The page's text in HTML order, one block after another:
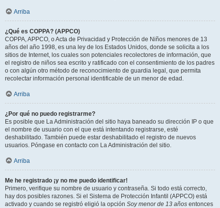
Arriba
¿Qué es COPPA? (APPCO)
COPPA, APPCO, o Acta de Privacidad y Protección de Niños menores de 13
años del año 1998, es una ley de los Estados Unidos, donde se solicita a los
sitios de Internet, los cuales son potenciales recolectores de información, que
el registro de niños sea escrito y ratificado con el consentimiento de los padres
o con algún otro método de reconocimiento de guardia legal, que permita
recolectar información personal identificable de un menor de edad.
Arriba
¿Por qué no puedo registrarme?
Es posible que La Administración del sitio haya baneado su dirección IP o que
el nombre de usuario con el que está intentando registrarse, esté
deshabilitado. También puede estar deshabilitado el registro de nuevos
usuarios. Póngase en contacto con La Administración del sitio.
Arriba
Me he registrado ¡y no me puedo identificar!
Primero, verifique su nombre de usuario y contraseña. Si todo está correcto,
hay dos posibles razones. Si el Sistema de Protección Infantil (APPCO) está
activado y cuando se registró eligió la opción Soy menor de 13 años entonces